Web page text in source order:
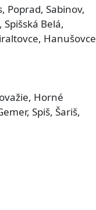
Poprad, Sabinov,
Belá,
Hanušovce
Horné
Spiš, Šariš,